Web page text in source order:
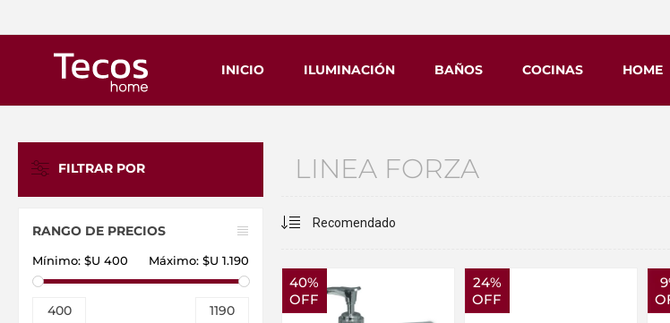
INICIO ILUMINACIÓN BAÑOS COCINAS HOME
LINEA FORZA
40%
OFF
24%
OFF
FILTRAR POR
RANGO DE PRECIOS
Mínimo: $U 400 Máximo: $U 1.190
400 1190